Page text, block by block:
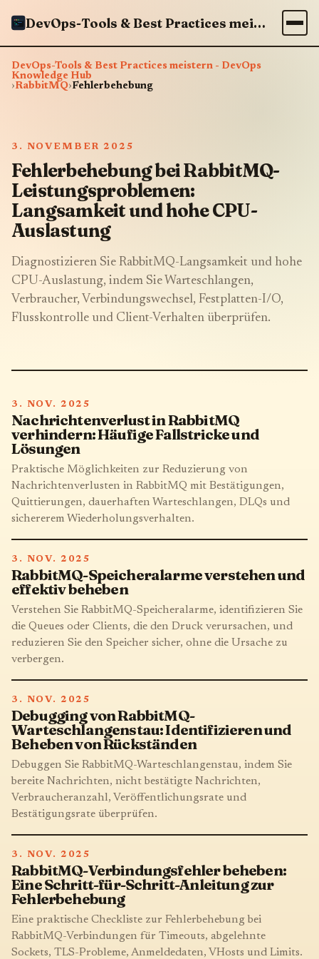
DevOps-Tools & Best Practices meistern - DevOps Knowledge Hub
DevOps-Tools & Best Practices meistern - DevOps
Knowledge Hub
›RabbitMQ›Fehlerbehebung
3. NOVEMBER 2025
Fehlerbehebung bei RabbitMQ-
Leistungsproblemen:
Langsamkeit und hohe CPU-
Auslastung
Diagnostizieren Sie RabbitMQ-Langsamkeit und hohe
CPU-Auslastung, indem Sie Warteschlangen,
Verbraucher, Verbindungswechsel, Festplatten-I/O,
Flusskontrolle und Client-Verhalten überprüfen.
3. NOV. 2025
Nachrichtenverlust in RabbitMQ
verhindern: Häufige Fallstricke und
Lösungen
Praktische Möglichkeiten zur Reduzierung von
Nachrichtenverlusten in RabbitMQ mit Bestätigungen,
Quittierungen, dauerhaften Warteschlangen, DLQs und
sichererem Wiederholungsverhalten.
3. NOV. 2025
RabbitMQ-Speicheralarme verstehen und
effektiv beheben
Verstehen Sie RabbitMQ-Speicheralarme, identifizieren Sie
die Queues oder Clients, die den Druck verursachen, und
reduzieren Sie den Speicher sicher, ohne die Ursache zu
verbergen.
3. NOV. 2025
Debugging von RabbitMQ-
Warteschlangenstau: Identifizieren und
Beheben von Rückständen
Debuggen Sie RabbitMQ-Warteschlangenstau, indem Sie
bereite Nachrichten, nicht bestätigte Nachrichten,
Verbraucheranzahl, Veröffentlichungsrate und
Bestätigungsrate überprüfen.
3. NOV. 2025
RabbitMQ-Verbindungsfehler beheben:
Eine Schritt-für-Schritt-Anleitung zur
Fehlerbehebung
Eine praktische Checkliste zur Fehlerbehebung bei
RabbitMQ-Verbindungen für Timeouts, abgelehnte
Sockets, TLS-Probleme, Anmeldedaten, VHosts und Limits.